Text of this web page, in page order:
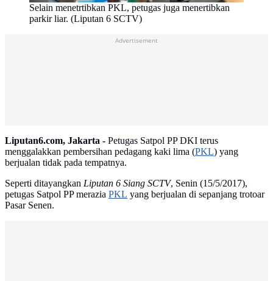
Selain menetrtibkan PKL, petugas juga menertibkan
parkir liar. (Liputan 6 SCTV)
Advertisement
Liputan6.com, Jakarta - Petugas Satpol PP DKI terus
menggalakkan pembersihan pedagang kaki lima (PKL) yang
berjualan tidak pada tempatnya.
Seperti ditayangkan Liputan 6 Siang SCTV, Senin (15/5/2017),
petugas Satpol PP merazia PKL yang berjualan di sepanjang trotoar
Pasar Senen.